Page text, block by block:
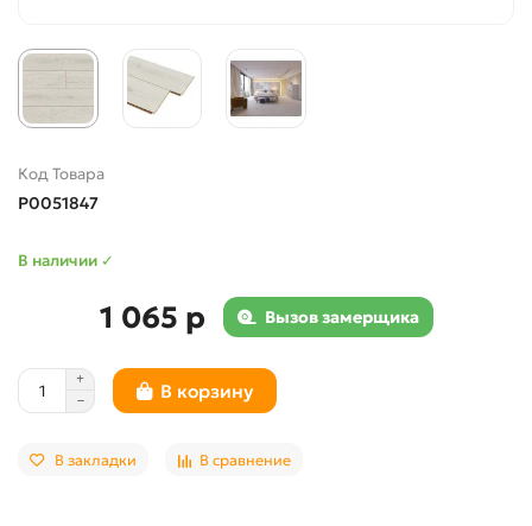
Код Товара
Р0051847
В наличии ✓
1 065 р Вызов замерщика
В корзину
В закладки В сравнение